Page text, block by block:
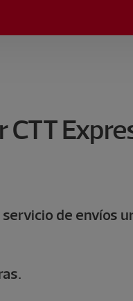
CTT
de envíos